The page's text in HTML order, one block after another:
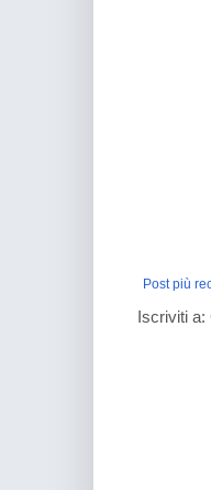
Post più
Iscriviti a: